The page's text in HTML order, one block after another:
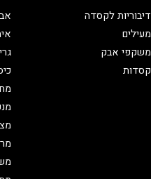
דיבוריות לקסדה
מעילים
משקפי אבק
קסדות